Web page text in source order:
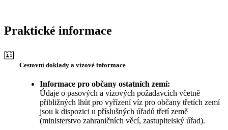
Praktické informace
Cestovní doklady a vízové informace
Informace pro občany ostatních zemí:
Údaje o pasových a vízových požadavcích včetně
přibližných lhůt pro vyřízení víz pro občany třetích zemí
jsou k dispozici u příslušných úřadů třetí země
(ministerstvo zahraničních věcí, zastupitelský úřad).